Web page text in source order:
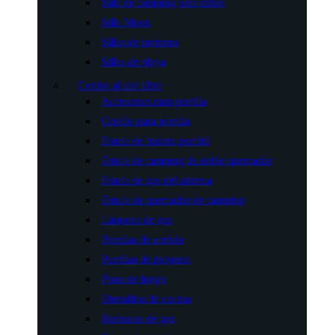
Silla Moon
Sillas de invierno
Sillas de playa
Cocina al aire libre
Accesorios para parrilla
Cepillo para parrilla
Estufa de butano portátil
Estufa de camping de doble quemador
Estufa de gas del sistema
Estufa de quemador de camping
Lámpara de gas
Parrillas de carbón
Parrillas de propano
Pozo de fuego
Utensilios de cocina
Barbacoa de gas